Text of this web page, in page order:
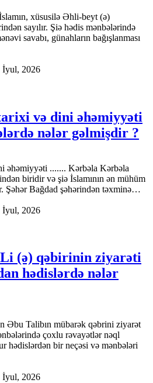
xüsusilə Əhli-beyt (ə)
sayılır. Şiə hədis mənbələrində
savabı, günahların bağışlanması
İyul, 2026
və dini əhəmiyyəti
nələr gəlmişdir ?
əhəmiyyəti ....... Kərbəla Kərbəla
biridir və şiə İslamının ən mühüm
Şəhər Bağdad şəhərindən təxminə…
İyul, 2026
(ə) qəbirinin ziyarəti
hədislərdə nələr
Əbu Talibın mübarək qəbrini ziyarət
çoxlu rəvayətlər nəql
hədislərdən bir neçəsi və mənbələri
İyul, 2026